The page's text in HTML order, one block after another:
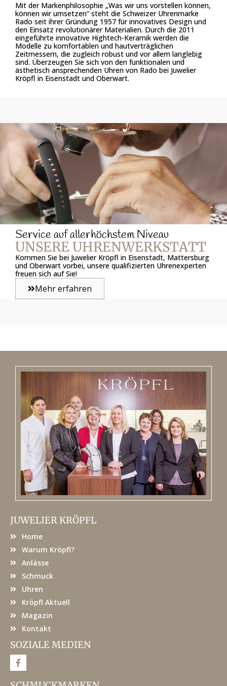
Mit der Markenphilosophie „Was wir uns vorstellen können,
können wir umsetzen“ steht die Schweizer Uhrenmarke
Rado seit ihrer Gründung 1957 für innovatives Design und
den Einsatz revolutionärer Materialien. Durch die 2011
eingeführte innovative Hightech-Keramik werden die
Modelle zu komfortablen und hautverträglichen
Zeitmessern, die zugleich robust und vor allem langlebig
sind. Überzeugen Sie sich von den funktionalen und
ästhetisch ansprechenden Uhren von Rado bei Juwelier
Kröpfl in Eisenstadt und Oberwart.
Service auf allerhöchstem Niveau
UNSERE UHRENWERKSTATT
Kommen Sie bei Juwelier Kröpfl in Eisenstadt, Mattersburg
und Oberwart vorbei, unsere qualifizierten Uhrenexperten
freuen sich auf Sie!
Mehr erfahren
JUWELIER KRÖPFL
Home
Warum Kröpfl?
Anlässe
Schmuck
Uhren
Kröpfl Aktuell
Magazin
Kontakt
SOZIALE MEDIEN
F
a
e